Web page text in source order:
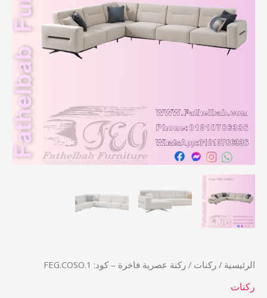
الرئيسية / ركنات / ركنة عصرية فاخرة – كود: FEG.COSO.1
ركنات
FEG.COSO.1